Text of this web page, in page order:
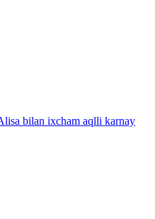
bilan ixcham aqlli karnay